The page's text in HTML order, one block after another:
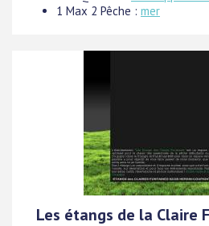
1 Max 2 Pêche : mer
Les étangs de la Claire